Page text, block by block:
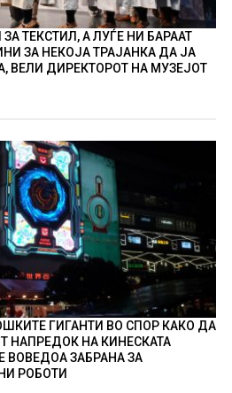
ТЕКСТИЛ, А ЛУЃЕ НИ БАРААТ
ЗА НЕКОЈА ТРАЈАНКА ДА ЈА
ВЕЛИ ДИРЕКТОРОТ НА МУЗЕЈОТ
ГИГАНТИ ВО СПОР КАКО ДА
НАПРЕДОК НА КИНЕСКАТА
ВОВЕДОА ЗАБРАНА ЗА
РОБОТИ